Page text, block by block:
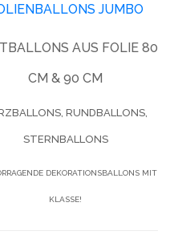
JUMBO
AUS FOLIE 80
CM & 90 CM
RUNDBALLONS,
STERNBALLONS
DEKORATIONSBALLONS MIT
KLASSE!